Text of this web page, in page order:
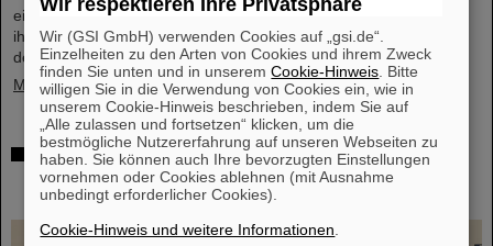
eine immer noch offene Forschungsfrage. Ein wichtiger Schritt zu
ihrer Klärung ist jetzt einem Forschungsteam unter Federführung
der TU Darmstadt am Experimentierspeicherring…
Mehr »
Inauguration: Professor Thomas Nilsson offiziell
als wissenschaftlicher Geschäftsführer von FAIR
und GSI eingeführt
Wir (GSI GmbH) verwenden Cookies auf „gsi.de“.
Einzelheiten zu den Arten von Cookies und ihrem Zweck
finden Sie unten und in unseremCookie-Hinweis . Bitte
willigen Sie in die Verwendung von Cookies ein, wie in
unserem Cookie-Hinweis beschrieben, indem Sie auf
„Alle zulassen und fortsetzen“ klicken, um die
bestmögliche Nutzererfahrung auf unseren Webseiten zu
haben. Sie können auch Ihre bevorzugten Einstellungen
vornehmen oder Cookies ablehnen (mit Ausnahme
unbedingt erforderlicher Cookies).
Cookie-Hinweis und weitere Informationen